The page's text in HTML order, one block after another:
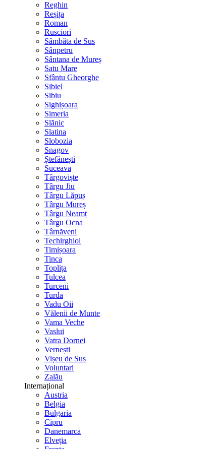
Reghin
Reșița
Roman
Rusciori
Sâmbăta de Sus
Sânpetru
Sântana de Mureș
Satu Mare
Sfântu Gheorghe
Sibiel
Sibiu
Sighișoara
Simeria
Slănic
Slatina
Slobozia
Snagov
Ștefănești
Suceava
Târgoviște
Târgu Jiu
Târgu Lăpuș
Târgu Mureș
Târgu Neamț
Târgu Ocna
Târnăveni
Techirghiol
Timișoara
Tinca
Toplița
Tulcea
Turceni
Turda
Vadu Oii
Vălenii de Munte
Vama Veche
Vaslui
Vatra Dornei
Vernești
Vișeu de Sus
Voluntari
Zalău
Internațional
Austria
Belgia
Bulgaria
Cipru
Danemarca
Elveția